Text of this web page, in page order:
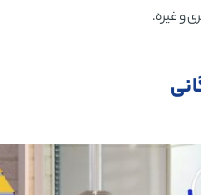
و غیره.